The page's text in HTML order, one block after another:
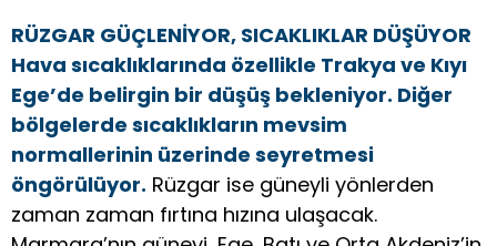
RÜZGAR GÜÇLENİYOR, SICAKLIKLAR DÜŞÜYOR
Hava sıcaklıklarında özellikle Trakya ve Kıyı
Ege’de belirgin bir düşüş bekleniyor. Diğer
bölgelerde sıcaklıkların mevsim
normallerinin üzerinde seyretmesi
öngörülüyor. Rüzgar ise güneyli yönlerden
zaman zaman fırtına hızına ulaşacak.